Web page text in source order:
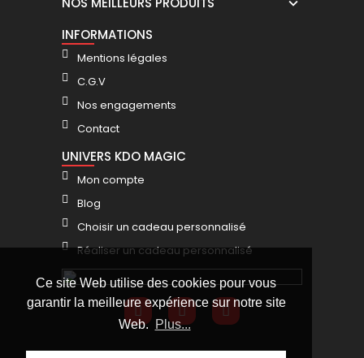
Ce site Web utilise des cookies pour vous
garantir la meilleure expérience sur notre site
Web. Plus...
INFORMATIONS
Mentions légales
C.G.V
Nos engagements
Contact
UNIVERS KDO MAGIC
Mon compte
Blog
Choisir un cadeau personnalisé
Réaliser un cadeau personnalisé